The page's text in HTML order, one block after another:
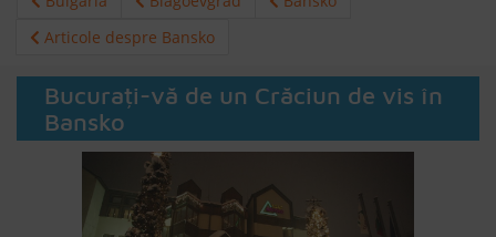
Articole despre Bansko
Bucurați-vă de un Crăciun de vis în
Bansko
LEI EURO